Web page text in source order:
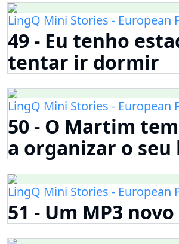
LingQ Mini Stories - European
49 - Eu tenho
tentar ir dormir
LingQ Mini Stories - European
50 - O Martim
a organizar o
LingQ Mini Stories - European
51 - Um MP3 novo